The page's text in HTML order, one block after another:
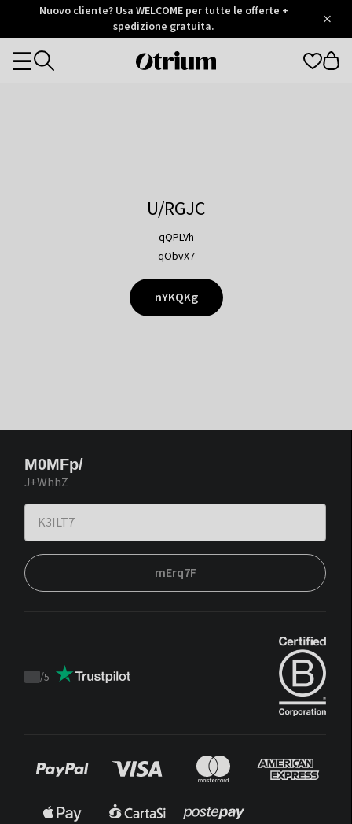
Otrium
Trustpilot
Nuovo cliente? Usa WELCOME per tutte le offerte +
spedizione gratuita.
Otrium
Categories
U/RGJC
qQPLVh
qObvX7
nYKQKg
M0MFp/
J+WhhZ
mErq7F
Trustpilot
/5